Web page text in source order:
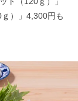
）」4,300円も